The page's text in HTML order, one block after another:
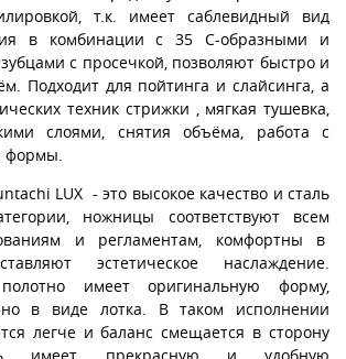
т.к. имеет саблевидный вид
в комбинации с 35 С-образными и
с просечкой, позволяют быстро и
Подходит для пойтинга и слайсинга, а
техник стрижки , мягкая тушевка,
слоями, снятия объёма, работа с
формы.
LUX - это высокое качество и сталь
ножницы соответствуют всем
и регламентам, комфортны в
эстетическое наслаждение.
имеет оригинальную форму,
в виде лотка. В таком исполнении
легче и баланс смещается в сторону
имеет прекрасную и удобную